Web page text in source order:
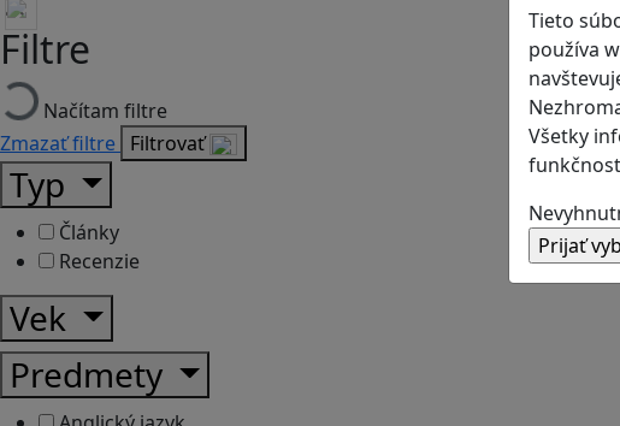
Tieto
používa
Všetky
Filtre
Načítam filtre
Zmazať filtre Filtrovať
Typ
Články
Recenzie
Vek
Predmety